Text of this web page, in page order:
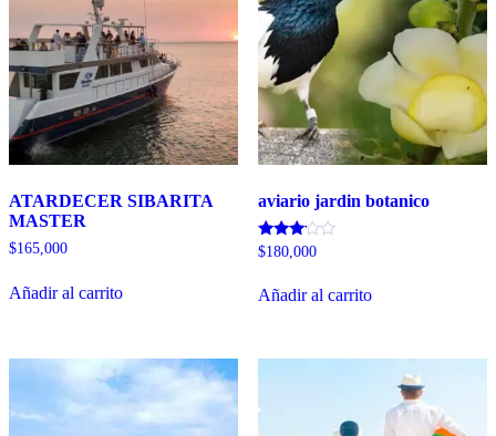
ATARDECER SIBARITA
MASTER
$165,000
Añadir al carrito
aviario jardin botanico
Valorado
de 5
$180,000
Añadir al carrito